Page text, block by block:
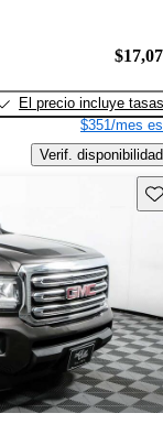
El precio incluye tasas
$351/mes
Verif. disponibilidad